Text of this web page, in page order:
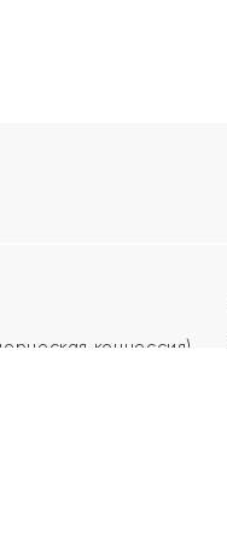
концессия)